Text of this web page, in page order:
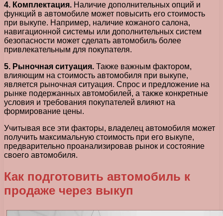
4. Комплектация. Наличие дополнительных опций и
функций в автомобиле может повысить его стоимость
при выкупе. Например, наличие кожаного салона,
навигационной системы или дополнительных систем
безопасности может сделать автомобиль более
привлекательным для покупателя.
5. Рыночная ситуация. Также важным фактором,
влияющим на стоимость автомобиля при выкупе,
является рыночная ситуация. Спрос и предложение на
рынке подержанных автомобилей, а также конкретные
условия и требования покупателей влияют на
формирование цены.
Учитывая все эти факторы, владелец автомобиля может
получить максимальную стоимость при его выкупе,
предварительно проанализировав рынок и состояние
своего автомобиля.
Как подготовить автомобиль к
продаже через выкуп